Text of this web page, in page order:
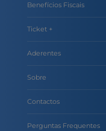
Benefícios Fiscais
Ticket +
Aderentes
Sobre
Contactos
Perguntas Frequentes